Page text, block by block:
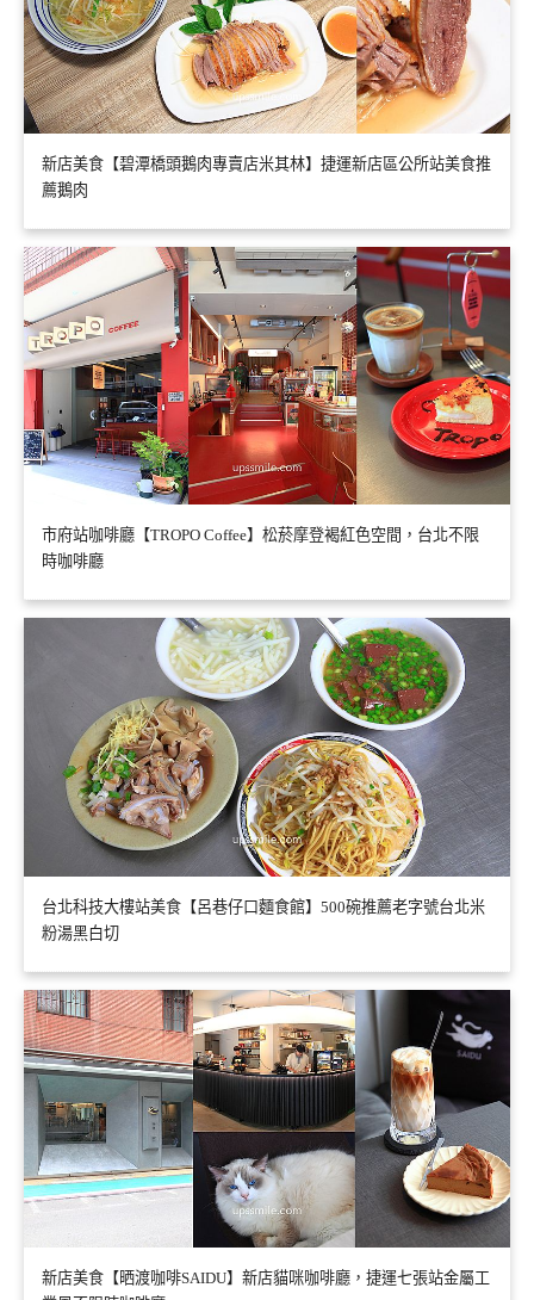
新店美食【碧潭橋頭鵝肉專賣店米其林】捷運新店區公所站美食推
薦鵝肉
市府站咖啡廳【TROPO Coffee】松菸摩登褐紅色空間，台北不限
時咖啡廳
台北科技大樓站美食【呂巷仔口麵食館】500碗推薦老字號台北米
粉湯黑白切
新店美食【晒渡咖啡SAIDU】新店貓咪咖啡廳，捷運七張站金屬工